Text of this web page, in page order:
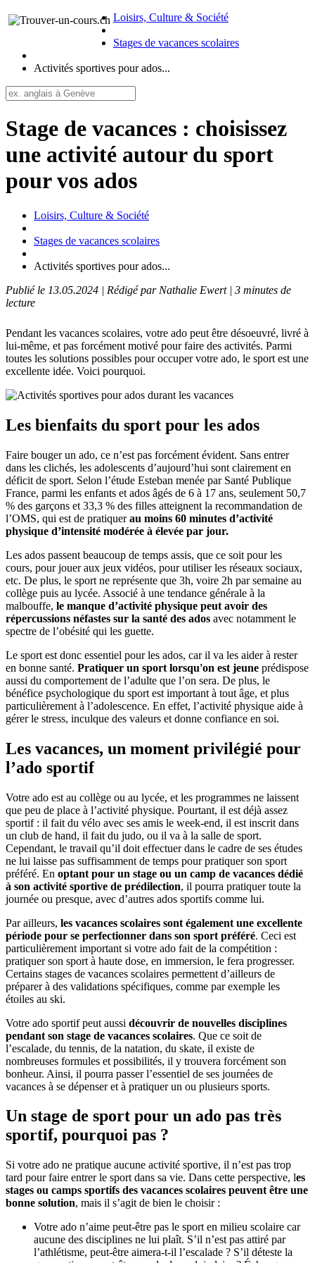
Loisirs, Culture & Société
Stages de vacances scolaires
Activités sportives pour ados...
Stage de vacances : choisissez
une activité autour du sport
pour vos ados
Loisirs, Culture & Société
Stages de vacances scolaires
Activités sportives pour ados...
Publié le 13.05.2024 | Rédigé par Nathalie Ewert | 3 minutes de
lecture
Pendant les vacances scolaires, votre ado peut être désoeuvré, livré à
lui-même, et pas forcément motivé pour faire des activités. Parmi
toutes les solutions possibles pour occuper votre ado, le sport est une
excellente idée. Voici pourquoi.
Les bienfaits du sport pour les ados
Faire bouger un ado, ce n’est pas forcément évident. Sans entrer
dans les clichés, les adolescents d’aujourd’hui sont clairement en
déficit de sport. Selon l’étude Esteban menée par Santé Publique
France, parmi les enfants et ados âgés de 6 à 17 ans, seulement 50,7
% des garçons et 33,3 % des filles atteignent la recommandation de
l’OMS, qui est de pratiquerau moins 60 minutes d’activité
physique d’intensité modérée à élevée par jour.
Les ados passent beaucoup de temps assis, que ce soit pour les
cours, pour jouer aux jeux vidéos, pour utiliser les réseaux sociaux,
etc. De plus, le sport ne représente que 3h, voire 2h par semaine au
collège puis au lycée. Associé à une tendance générale à la
malbouffe, le manque d’activité physique peut avoir des
répercussions néfastes sur la santé des ados avec notamment le
spectre de l’obésité qui les guette.
Le sport est donc essentiel pour les ados, car il va les aider à rester
en bonne santé. Pratiquer un sport lorsqu'on est jeune prédispose
aussi du comportement de l’adulte que l’on sera. De plus, le
bénéfice psychologique du sport est important à tout âge, et plus
particulièrement à l’adolescence. En effet, l’activité physique aide à
gérer le stress, inculque des valeurs et donne confiance en soi.
Les vacances, un moment privilégié pour
l’ado sportif
Votre ado est au collège ou au lycée, et les programmes ne laissent
que peu de place à l’activité physique. Pourtant, il est déjà assez
sportif : il fait du vélo avec ses amis le week-end, il est inscrit dans
un club de hand, il fait du judo, ou il va à la salle de sport.
Cependant, le travail qu’il doit effectuer dans le cadre de ses études
ne lui laisse pas suffisamment de temps pour pratiquer son sport
préféré. En optant pour un stage ou un camp de vacances dédié
à son activité sportive de prédilection, il pourra pratiquer toute la
journée ou presque, avec d’autres ados sportifs comme lui.
Par ailleurs, les vacances scolaires sont également une excellente
période pour se perfectionner dans son sport préféré. Ceci est
particulièrement important si votre ado fait de la compétition :
pratiquer son sport à haute dose, en immersion, le fera progresser.
Certains stages de vacances scolaires permettent d’ailleurs de
préparer à des validations spécifiques, comme par exemple les
étoiles au ski.
Votre ado sportif peut aussi découvrir de nouvelles disciplines
pendant son stage de vacances scolaires. Que ce soit de
l’escalade, du tennis, de la natation, du skate, il existe de
nombreuses formules et possibilités, il y trouvera forcément son
bonheur. Ainsi, il pourra passer l’essentiel de ses journées de
vacances à se dépenser et à pratiquer un ou plusieurs sports.
Un stage de sport pour un ado pas très
sportif, pourquoi pas ?
Si votre ado ne pratique aucune activité sportive, il n’est pas trop
tard pour faire entrer le sport dans sa vie. Dans cette perspective, les
stages ou camps sportifs des vacances scolaires peuvent être une
bonne solution, mais il s’agit de bien le choisir :
Votre ado n’aime peut-être pas le sport en milieu scolaire car
aucune des disciplines ne lui plaît. S’il n’est pas attiré par
l’athlétisme, peut-être aimera-t-il l’escalade ? S’il déteste la